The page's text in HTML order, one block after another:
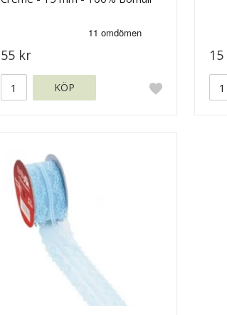
55 kr
KÖP